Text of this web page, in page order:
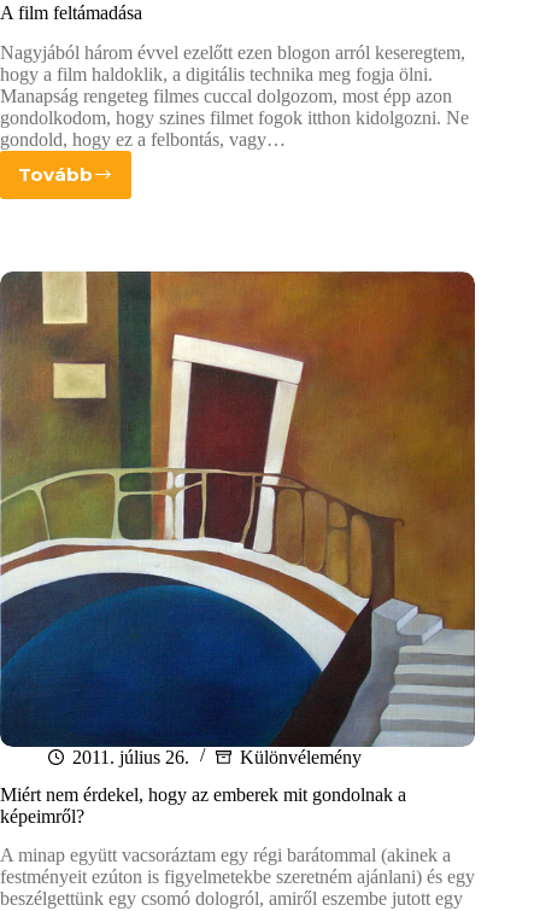
A film feltámadása
Nagyjából három évvel ezelőtt ezen blogon arról keseregtem,
hogy a film haldoklik, a digitális technika meg fogja ölni.
Manapság rengeteg filmes cuccal dolgozom, most épp azon
gondolkodom, hogy szines filmet fogok itthon kidolgozni. Ne
gondold, hogy ez a felbontás, vagy…
Tovább
A
film
2011. július 26.
Különvélemény
Miért nem érdekel, hogy az emberek mit gondolnak a
képeimről?
A minap együtt vacsoráztam egy régi barátommal (akinek a
festményeit ezúton is figyelmetekbe szeretném ajánlani) és egy
beszélgettünk egy csomó dologról, amiről eszembe jutott egy